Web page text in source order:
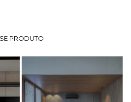
PRODUTO